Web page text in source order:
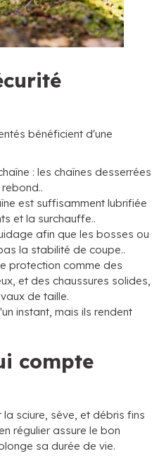
bénéficient d'une
: les chaînes desserrées
est suffisamment lubrifiée
et la surchauffe..
afin que les bosses ou
la stabilité de coupe..
protection comme des
et des chaussures solides,
de taille.
instant, mais ils rendent
compte
sciure, sève, et débris fins
régulier assure le bon
sa durée de vie.